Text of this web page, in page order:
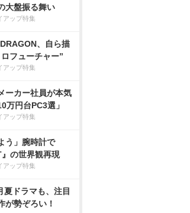
大盤振る舞い
アップ特集
、自ら描
フューチャー”
アップ特集
ーカー社員が本気
万円台PC3選」
アップ特集
う」腕時計で
』の世界観再現
アップ特集
夏ドラマも、注目
が勢ぞろい！